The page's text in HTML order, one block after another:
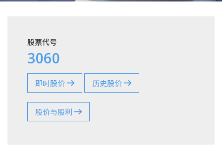
股票代号
3060
即时股价 历史股价
股价与股利